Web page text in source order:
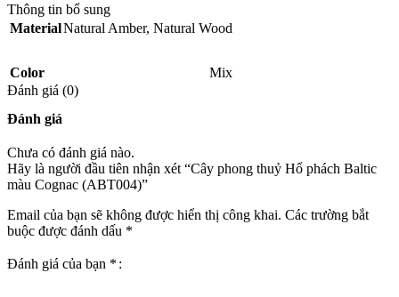
Thông tin bổ sung
MaterialNatural Amber, Natural Wood
Color
Mix
Đánh giá (0)
Đánh giá
Chưa có đánh giá nào.
Hãy là người đầu tiên nhận xét “Cây phong thuỷ Hổ phách Baltic
màu Cognac (ABT004)”
Email của bạn sẽ không được hiển thị công khai. Các trường bắt
buộc được đánh dấu *
Đánh giá của bạn *